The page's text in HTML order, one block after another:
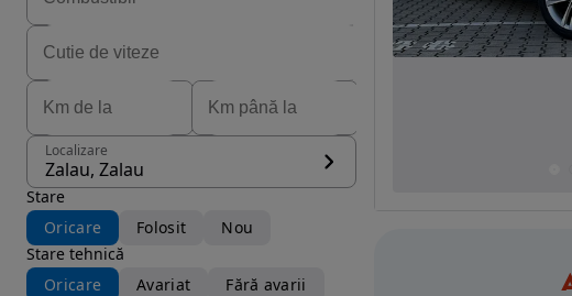
Localizare
Zalau, Zalau
Stare
Oricare
Folosit
Nou
Stare tehnică
Oricare
Avariat Fără avarii